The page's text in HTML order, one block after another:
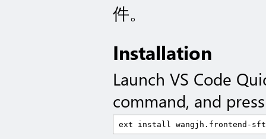
件。
Installation
Launch VS Code
command, and